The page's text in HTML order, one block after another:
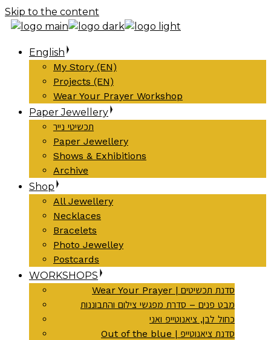
Skip to the content
English
My Story (EN)
Projects (EN)
Wear Your Prayer Workshop
Paper Jewellery
תכשיטי נייר
Paper Jewellery
Shows & Exhibitions
Archive
Shop
All Jewellery
Necklaces
Bracelets
Photo Jewelley
Postcards
WORKSHOPS
Wear Your Prayer | סדנת תכשיטים
מבט פנים – סדרת מפגשי צילום והתבוננות
כחול לבן, ציאנוטייפ ואני
Out of the blue | סדנת ציאנוטייפ